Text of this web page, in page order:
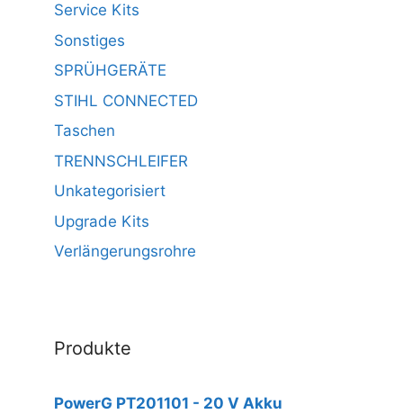
Service Kits
Sonstiges
SPRÜHGERÄTE
STIHL CONNECTED
Taschen
TRENNSCHLEIFER
Unkategorisiert
Upgrade Kits
Verlängerungsrohre
Produkte
PowerG PT201101 - 20 V Akku